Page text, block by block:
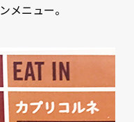
メニュー。